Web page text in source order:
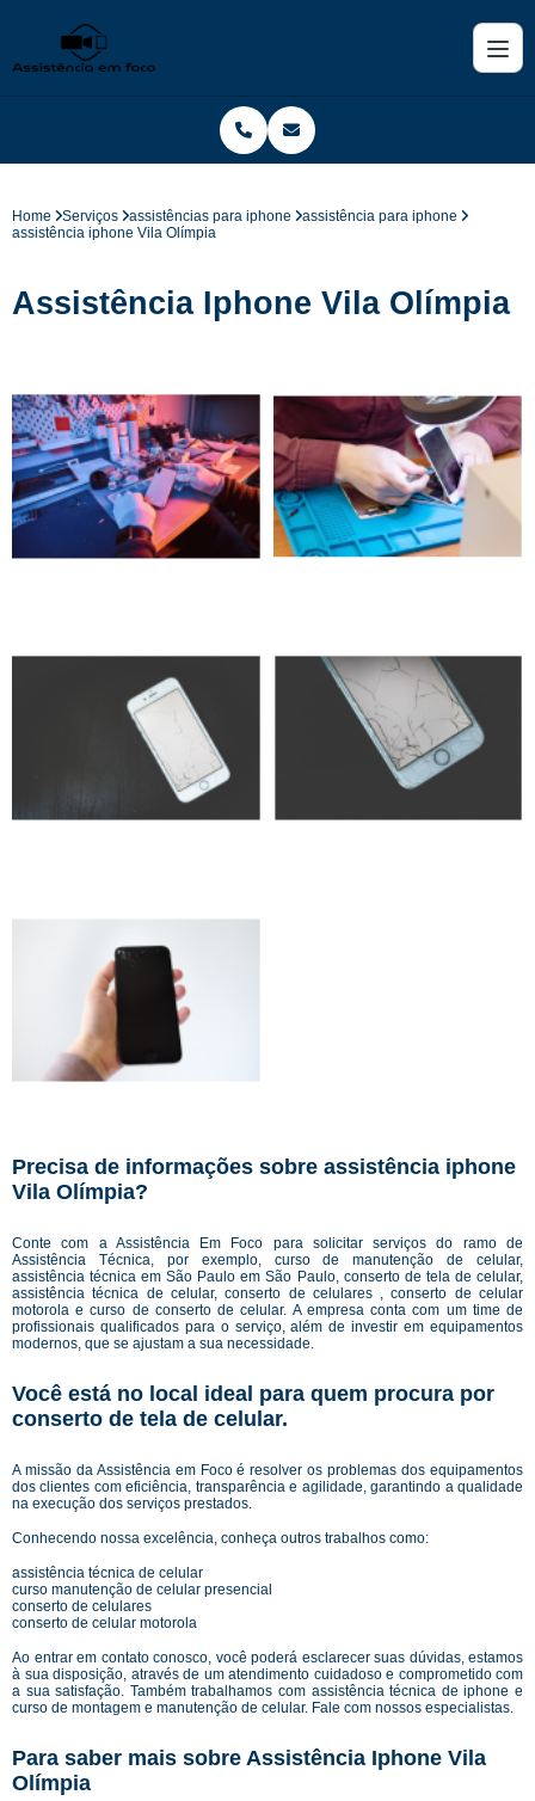
Home Serviços assistências para iphone
assistência para iphone
assistência iphone Vila Olímpia
Assistência Iphone Vila Olímpia
Precisa de informações sobre assistência iphone
Vila Olímpia?
Conte com a Assistência Em Foco para solicitar serviços do ramo de
Assistência Técnica, por exemplo, curso de manutenção de celular,
assistência técnica em São Paulo em São Paulo, conserto de tela de celular,
assistência técnica de celular, conserto de celulares , conserto de celular
motorola e curso de conserto de celular. A empresa conta com um time de
profissionais qualificados para o serviço, além de investir em equipamentos
modernos, que se ajustam a sua necessidade.
Você está no local ideal para quem procura por
conserto de tela de celular.
A missão da Assistência em Foco é resolver os problemas dos equipamentos
dos clientes com eficiência, transparência e agilidade, garantindo a qualidade
na execução dos serviços prestados.
Conhecendo nossa excelência, conheça outros trabalhos como:
assistência técnica de celular
curso manutenção de celular presencial
conserto de celulares
conserto de celular motorola
Ao entrar em contato conosco, você poderá esclarecer suas dúvidas, estamos
à sua disposição, através de um atendimento cuidadoso e comprometido com
a sua satisfação. Também trabalhamos com assistência técnica de iphone e
curso de montagem e manutenção de celular. Fale com nossos especialistas.
Para saber mais sobre Assistência Iphone Vila
Olímpia